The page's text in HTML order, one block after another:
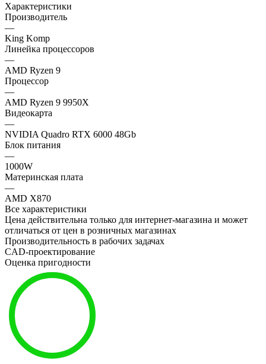
Характеристики
Производитель
—
King Komp
Линейка процессоров
—
AMD Ryzen 9
Процессор
—
AMD Ryzen 9 9950X
Видеокарта
—
NVIDIA Quadro RTX 6000 48Gb
Блок питания
—
1000W
Материнская плата
—
AMD X870
Все характеристики
Цена действительна только для интернет-магазина и может
отличаться от цен в розничных магазинах
Производительность в рабочих задачах
CAD-проектирование
Оценка пригодности